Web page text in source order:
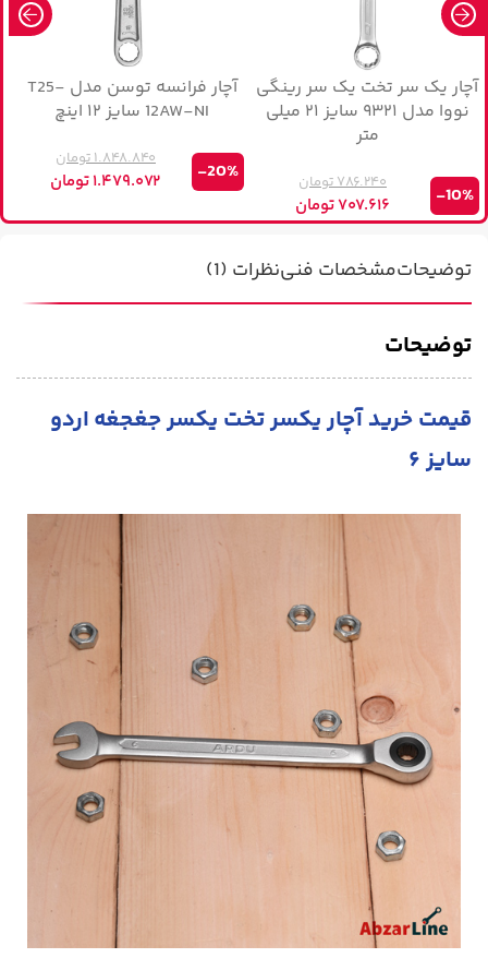
آچار یک سر تخت یک سر رینگی
نووا مدل ۹۳۲۱ سایز ۲۱ میلی
متر
۷۸۶.۲۴۰تومان
۷۰۷.۶۱۶تومان -10%
آچار فرانسه توسن مدل T25-
12AW-NI سایز ۱۲ اینچ
۱.۸۴۸.۸۴۰تومان
۱.۴۷۹.۰۷۲تومان -20%
توضیحاتمشخصات فنینظرات (1)
توضیحات
قیمت خرید آچار یکسر تخت یکسر جغجغه اردو
سایز ۶